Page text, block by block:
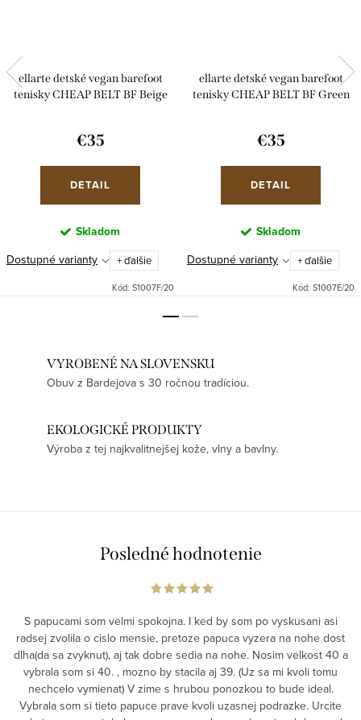
ellarte detské vegan barefoot
tenisky CHEAP BELT BF Beige
€35
DETAIL
Skladom
Dostupné varianty
+ ďalšie
Kód: S1007F/20
ellarte detské vegan barefoot
tenisky CHEAP BELT BF Green
€35
DETAIL
Skladom
Dostupné varianty
+ ďalšie
Kód: S1007E/20
VYROBENÉ NA SLOVENSKU
Obuv z Bardejova s 30 ročnou tradíciou.
EKOLOGICKÉ PRODUKTY
Výroba z tej najkvalitnejšej kože, vlny a bavlny.
Posledné hodnotenie
S papucami som velmi spokojna. I ked by som po vyskusani asi
radsej zvolila o cislo mensie, pretoze papuca vyzera na nohe dost
dlha(da sa zvyknut), aj tak dobre sedia na nohe. Nosim velkost 40 a
vybrala som si 40. , mozno by stacila aj 39. (Uz sa mi kvoli tomu
nechcelo vymienat) V zime s hrubou ponozkou to bude ideal.
Vybrala som si tieto papuce prave kvoli uzasnej podrazke. Urcite